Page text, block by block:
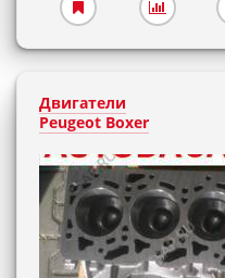
Двигатели
Peugeot Boxer